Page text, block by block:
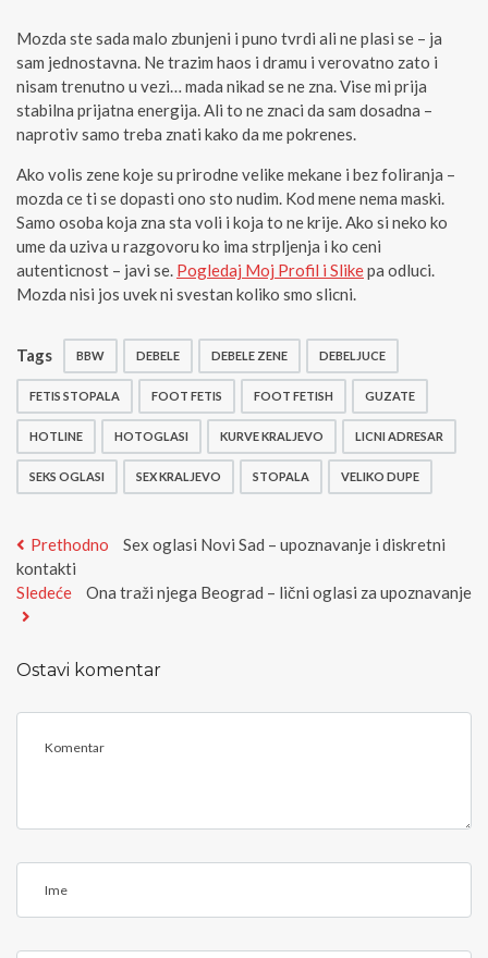
Mozda ste sada malo zbunjeni i puno tvrdi ali ne plasi se – ja
sam jednostavna. Ne trazim haos i dramu i verovatno zato i
nisam trenutno u vezi… mada nikad se ne zna. Vise mi prija
stabilna prijatna energija. Ali to ne znaci da sam dosadna –
naprotiv samo treba znati kako da me pokrenes.
Ako volis zene koje su prirodne velike mekane i bez foliranja –
mozda ce ti se dopasti ono sto nudim. Kod mene nema maski.
Samo osoba koja zna sta voli i koja to ne krije. Ako si neko ko
ume da uziva u razgovoru ko ima strpljenja i ko ceni
autenticnost – javi se. Pogledaj Moj Profil i Slikepa odluci.
Mozda nisi jos uvek ni svestan koliko smo slicni.
Tags BBW DEBELE DEBELE ZENE DEBELJUCE
FETIS STOPALA FOOT FETIS FOOT FETISH GUZATE
HOTLINE HOTOGLASI KURVE KRALJEVO LICNI ADRESAR
SEKS OGLASI SEX KRALJEVO STOPALA VELIKO DUPE
Kretanje
članka
Prethodno
Previous
Sex oglasi Novi Sad – upoznavanje i diskretni
kontakti
Sledeće
Next
Ona traži njega Beograd – lični oglasi za upoznavanje
Ostavi komentar
m
n
e